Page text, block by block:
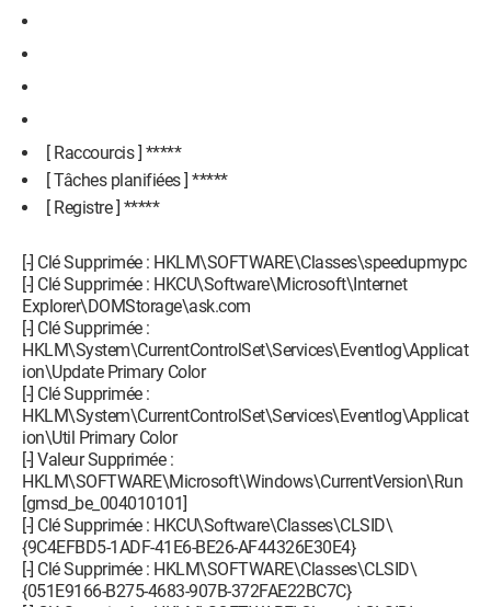
[ Raccourcis ] *****
[ Tâches planifiées ] *****
[ Registre ] *****
[-] Clé Supprimée : HKLM\SOFTWARE\Classes\speedupmypc
[-] Clé Supprimée : HKCU\Software\Microsoft\Internet
Explorer\DOMStorage\ask.com
[-] Clé Supprimée :
HKLM\System\CurrentControlSet\Services\Eventlog\Applicat
ion\Update Primary Color
[-] Clé Supprimée :
HKLM\System\CurrentControlSet\Services\Eventlog\Applicat
ion\Util Primary Color
[-] Valeur Supprimée :
HKLM\SOFTWARE\Microsoft\Windows\CurrentVersion\Run
[gmsd_be_004010101]
[-] Clé Supprimée : HKCU\Software\Classes\CLSID\
{9C4EFBD5-1ADF-41E6-BE26-AF44326E30E4}
[-] Clé Supprimée : HKLM\SOFTWARE\Classes\CLSID\
{051E9166-B275-4683-907B-372FAE22BC7C}